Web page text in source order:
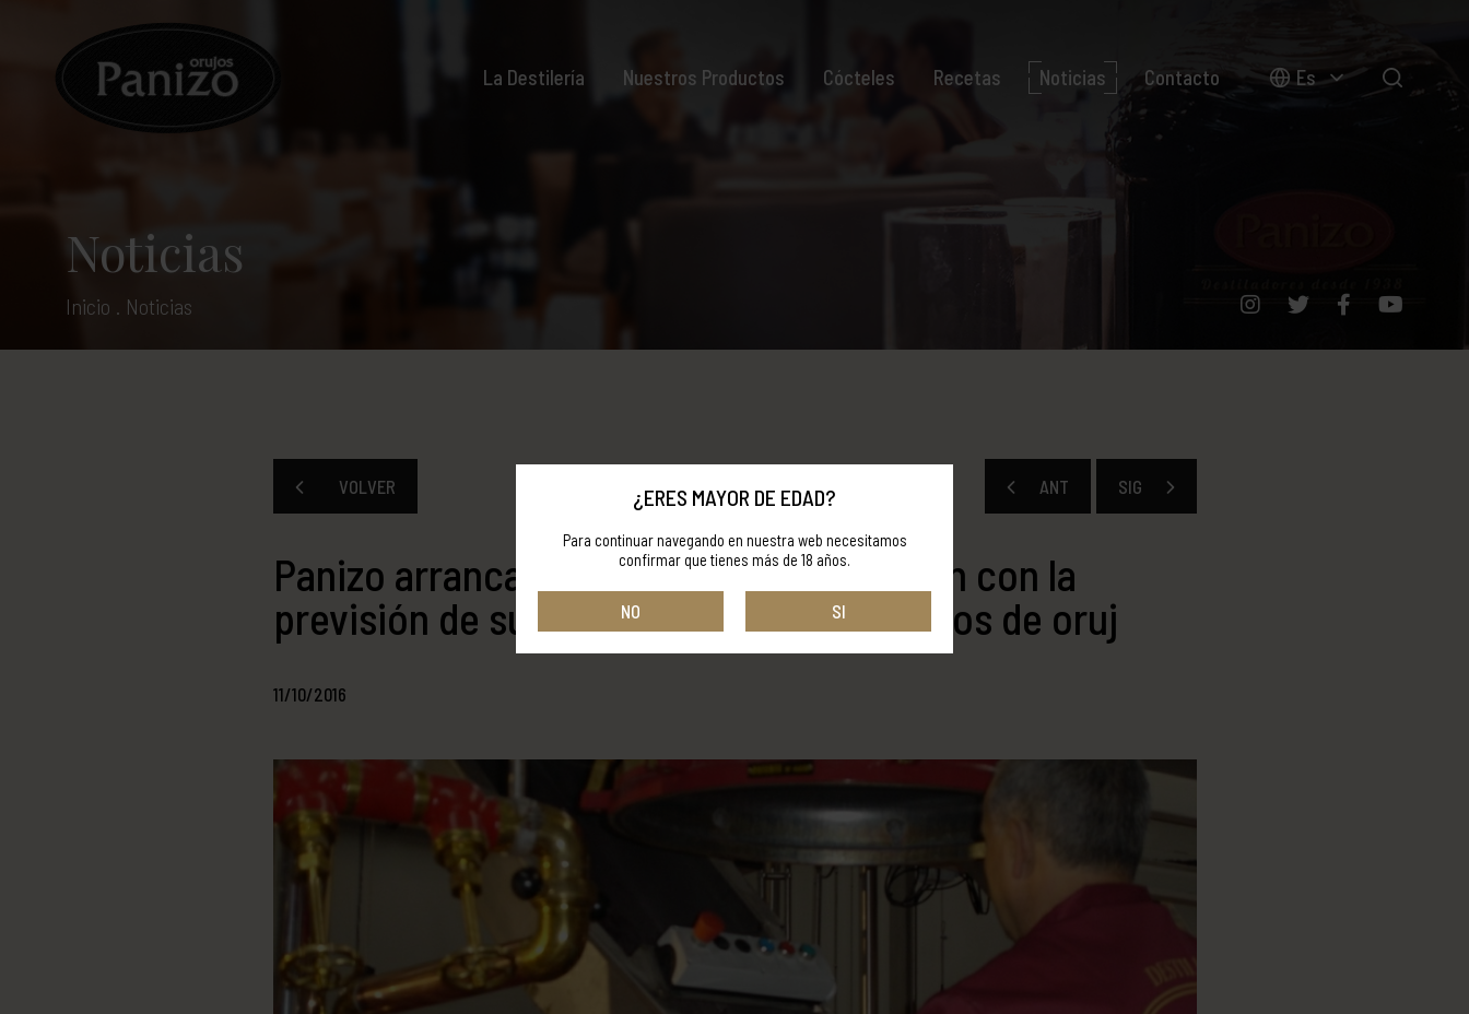
La Destilería Nuestros Productos Cócteles Recetas Noticias Contacto Es
Noticias
Inicio . Noticias
VOLVER ANT SIG
Panizo arranca la campaña de destilación con la
previsión de superar los 3 millones de kilos de oruj
11/10/2016
¿ERES MAYOR DE EDAD?
Para continuar navegando en nuestra web necesitamos
confirmar que tienes más de 18 años.
NO SI